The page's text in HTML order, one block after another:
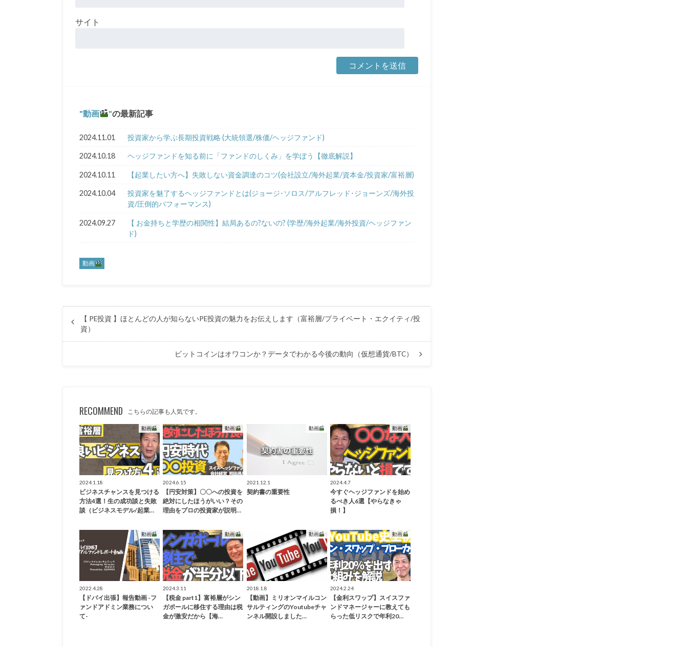
サイト
動画 の最新記事
2024.11.01 投資家から学ぶ長期投資戦略 (大統領選/株価/ヘッジファンド)
2024.10.18 ヘッジファンドを知る前に「ファンドのしくみ」を学ぼう【徹底解説】
2024.10.11 【起業したい方へ】失敗しない資金調達のコツ(会社設立/海外起業/資本金/投資家/富裕層)
2024.10.04
投資家を魅了するヘッジファンドとは(ジョージ･ソロス/アルフレッド･ジョーンズ/海外投
資/圧倒的パフォーマンス)
2024.09.27
【 お金持ちと学歴の相関性】結局あるの?ないの? (学歴/海外起業/海外投資/ヘッジファン
ド)
動画
【 PE投資 】ほとんどの人が知らないPE投資の魅力をお伝えします（富裕層/プライベート・エクイティ/投
資）
ビットコインはオワコンか？データでわかる今後の動向（仮想通貨/BTC）
RECOMMEND こちらの記事も人気です。
動画
2024.1.18
ビジネスチャンスを見つける
方法4選！生の成功談と失敗
談（ビジネスモデル/起業…
動画
2024.6.15
【円安対策】〇〇への投資を
絶対にしたほうがいい？その
理由をプロの投資家が説明…
動画
2021.12.1
契約書の重要性
動画
2024.4.7
今すぐヘッジファンドを始め
るべき人6選【やらなきゃ
損！】
動画
2022.4.28
【ドバイ出張】報告動画 -フ
ァンドアドミン業務につい
て-
動画
2024.3.11
【税金 part1】富裕層がシン
ガポールに移住する理由は税
金が激安だから【海…
動画
2018.1.8
【動画】ミリオンマイルコン
サルティングのYoutubeチャ
ンネル開設しました…
動画
2024.2.24
【金利スワップ】スイスファ
ンドマネージャーに教えても
らった低リスクで年利20…